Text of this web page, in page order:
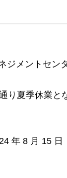
ジメントセン
り夏季休業と
年 8 月 15 日